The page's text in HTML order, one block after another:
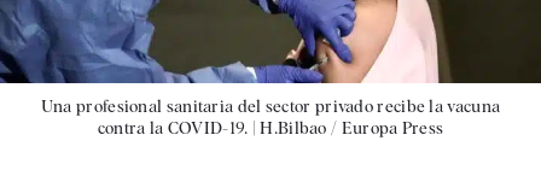
Una profesional sanitaria del sector privado recibe la vacuna
contra la COVID-19. |H.Bilbao / Europa Press